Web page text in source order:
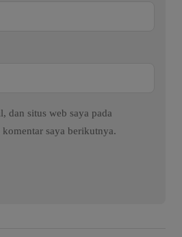
dan situs web saya pada
saya berikutnya.